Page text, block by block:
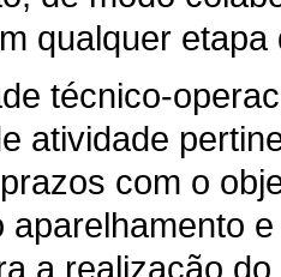
qualquer
técnico-
atividade
com o
aparelhamento
a realização